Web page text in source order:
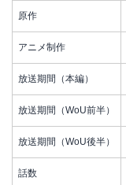
原作
アニメ制作
放送期間（本編）
放送期間（WoU前半）
放送期間（WoU後半）
話数